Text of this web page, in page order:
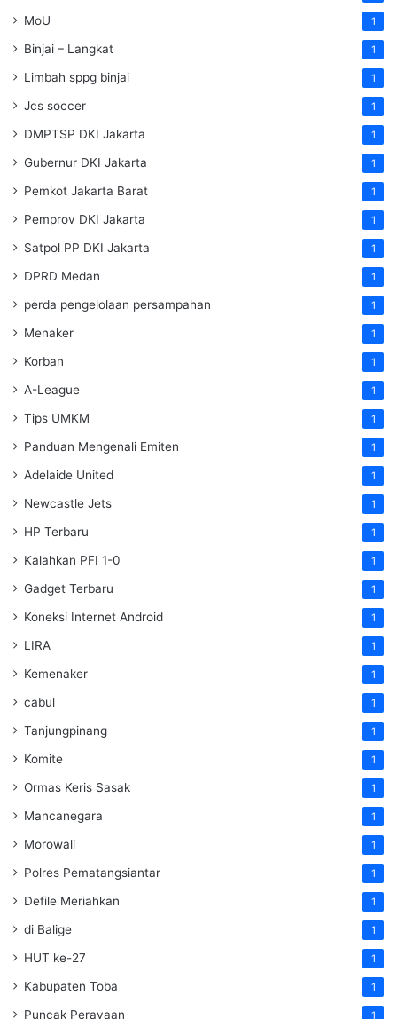
MoU 1
Binjai – Langkat 1
Limbah sppg binjai 1
Jcs soccer 1
DMPTSP DKI Jakarta 1
Gubernur DKI Jakarta 1
Pemkot Jakarta Barat 1
Pemprov DKI Jakarta 1
Satpol PP DKI Jakarta 1
DPRD Medan 1
perda pengelolaan persampahan 1
Menaker 1
Korban 1
A-League 1
Tips UMKM 1
Panduan Mengenali Emiten 1
Adelaide United 1
Newcastle Jets 1
HP Terbaru 1
Kalahkan PFI 1-0 1
Gadget Terbaru 1
Koneksi Internet Android 1
LIRA 1
Kemenaker 1
cabul 1
Tanjungpinang 1
Komite 1
Ormas Keris Sasak 1
Mancanegara 1
Morowali 1
Polres Pematangsiantar 1
Defile Meriahkan 1
di Balige 1
HUT ke-27 1
Kabupaten Toba 1
Puncak Perayaan 1